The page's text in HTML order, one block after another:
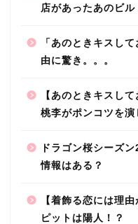
店があったあのビル
「あのときキスし
由に驚き。。。
【あのときキスし
桃李がポンコツを演
ドラゴン桜シーズ
情報はある？
【着飾る恋には理
ピットは陽人！？